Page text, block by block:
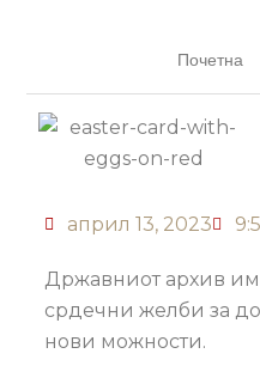
Почетна
април 13, 2023
Државниот архив им
срдечни желби за
нови можности.